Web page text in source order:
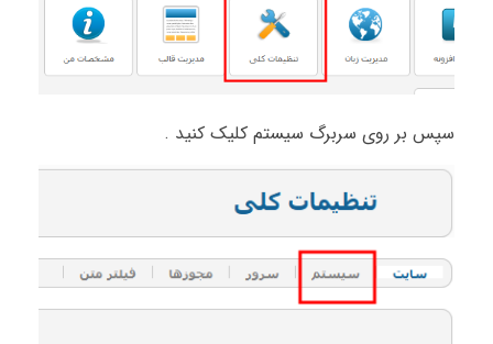
سپس بر روی سربرگ سیستم کلیک کنید .